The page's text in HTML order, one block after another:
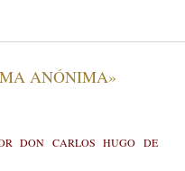
ANÓNIMA»
DON CARLOS HUGO DE